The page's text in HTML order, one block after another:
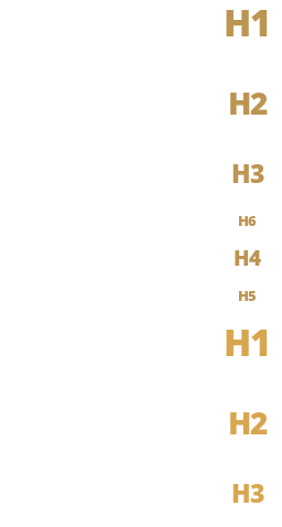
H1
H2
H3
H6
H4
H5
H1
H2
H3